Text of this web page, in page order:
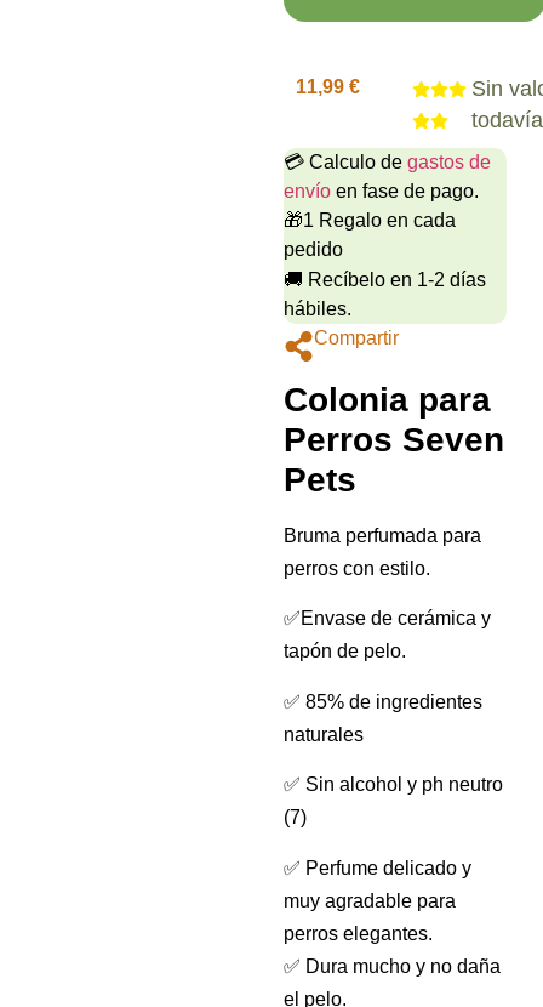
11,99 €
Sin
todavía
💳 Calculo de gastos de
envíoen fase de pago.
🎁1 Regalo en cada
pedido
🚚 Recíbelo en 1-2 días
hábiles.
Compartir
Colonia para
Perros Seven
Pets
Bruma perfumada para
perros con estilo.
✅Envase de cerámica y
tapón de pelo.
✅ 85% de ingredientes
naturales
✅ Sin alcohol y ph neutro
(7)
✅ Perfume delicado y
muy agradable para
perros elegantes.
✅ Dura mucho y no daña
el pelo.